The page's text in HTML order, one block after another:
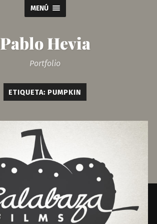
MENÚ
Pablo Hevia
Portfolio
ETIQUETA: PUMPKIN